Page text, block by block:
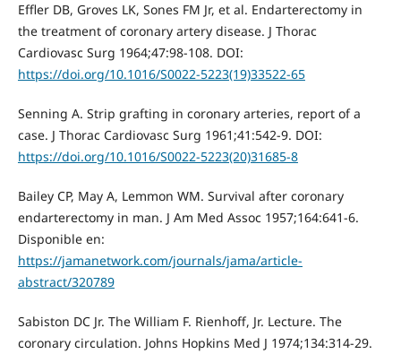
Effler DB, Groves LK, Sones FM Jr, et al. Endarterectomy in
the treatment of coronary artery disease. J Thorac
Cardiovasc Surg 1964;47:98-108. DOI:
https://doi.org/10.1016/S0022-5223(19)33522-65
Senning A. Strip grafting in coronary arteries, report of a
case. J Thorac Cardiovasc Surg 1961;41:542-9. DOI:
https://doi.org/10.1016/S0022-5223(20)31685-8
Bailey CP, May A, Lemmon WM. Survival after coronary
endarterectomy in man. J Am Med Assoc 1957;164:641-6.
Disponible en:
https://jamanetwork.com/journals/jama/article-
abstract/320789
Sabiston DC Jr. The William F. Rienhoff, Jr. Lecture. The
coronary circulation. Johns Hopkins Med J 1974;134:314-29.